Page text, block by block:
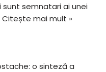
sunt semnatari ai unei
Citește mai mult »
o sinteză a